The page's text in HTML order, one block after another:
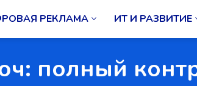
РЕКЛАМА ИТ И РАЗВИТИЕ
полный